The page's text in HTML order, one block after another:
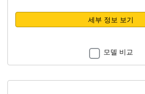
세부 정보 보기
모델 비교